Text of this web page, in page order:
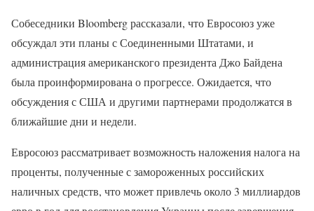
Собеседники Bloomberg рассказали, что Евросоюз уже
обсуждал эти планы с Соединенными Штатами, и
администрация американского президента Джо Байдена
была проинформирована о прогрессе. Ожидается, что
обсуждения с США и другими партнерами продолжатся в
ближайшие дни и недели.
Евросоюз рассматривает возможность наложения налога на
проценты, полученные с замороженных российских
наличных средств, что может привлечь около 3 миллиардов